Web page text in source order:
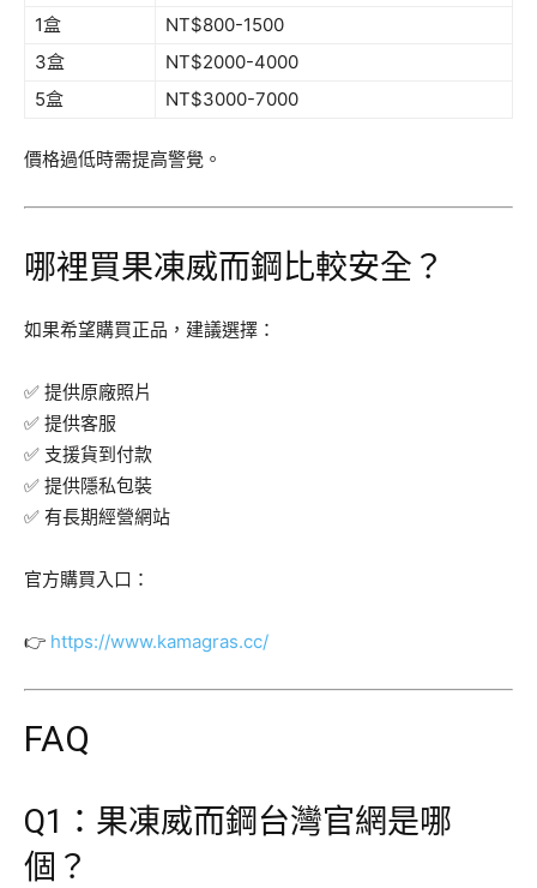
1盒
NT$800-1500
3盒
NT$2000-4000
5盒
NT$3000-7000
價格過低時需提高警覺。
哪裡買果凍威而鋼比較安全？
如果希望購買正品，建議選擇：
✅ 提供原廠照片
✅ 提供客服
✅ 支援貨到付款
✅ 提供隱私包裝
✅ 有長期經營網站
官方購買入口：
👉 https://www.kamagras.cc/
FAQ
Q1：果凍威而鋼台灣官網是哪
個？